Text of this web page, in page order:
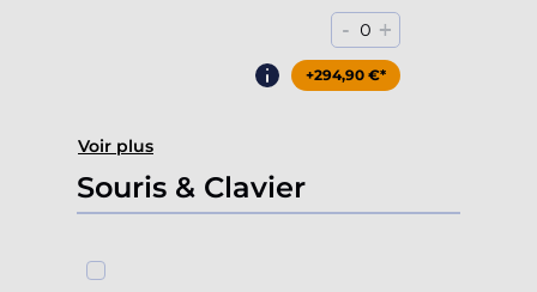
- 0 +
+294,90 €*
Voir plus
Souris & Clavier